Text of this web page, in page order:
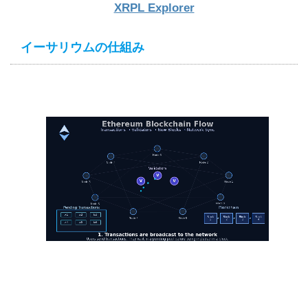
XRPL Explorer
イーサリウムの仕組み